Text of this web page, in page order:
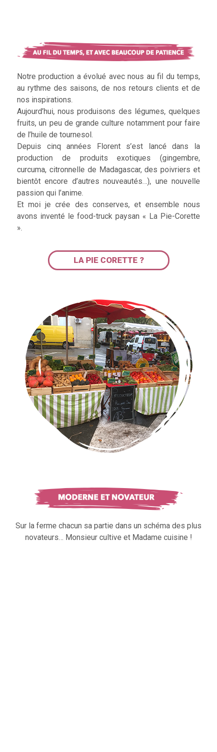
Notre production a évolué avec nous au fil du temps,
au rythme des saisons, de nos retours clients et de
nos inspirations.
Aujourd’hui, nous produisons des légumes, quelques
fruits, un peu de grande culture notamment pour faire
de l’huile de tournesol.
Depuis cinq années Florent s’est lancé dans la
production de produits exotiques (gingembre,
curcuma, citronnelle de Madagascar, des poivriers et
bientôt encore d’autres nouveautés…), une nouvelle
passion qui l’anime.
Et moi je crée des conserves, et ensemble nous
avons inventé le food-truck paysan « La Pie-Corette
».
LA PIE CORETTE ?
Sur la ferme chacun sa partie dans un schéma des plus
novateurs… Monsieur cultive et Madame cuisine !